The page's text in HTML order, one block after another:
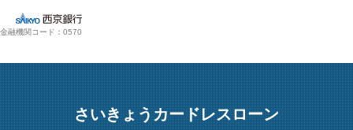
金融機関コード：0570
さいきょうカードレスローン